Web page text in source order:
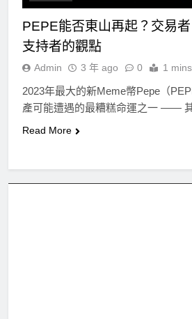
PEPE能否東山再起？交易
支持者的觀點
Admin 3 年 ago 0 1 mins
2023年最大的新Meme幣Pepe（
產可能遭遇的最糟糕命運之一 ——
Read More